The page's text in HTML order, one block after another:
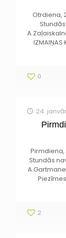
Otrdiena,
0
24.
Stundās
A.Gartmane
2